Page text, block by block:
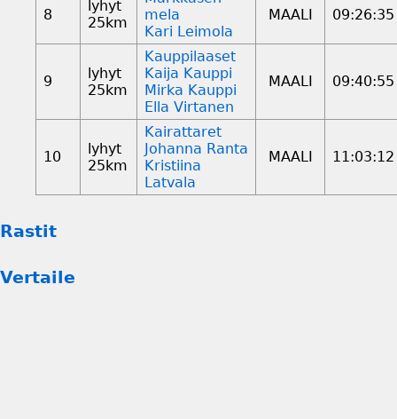
8
lyhyt
25km
mela
Kari Leimola
MAALI 09:26:35
9
lyhyt
25km
Kauppilaaset
Kaija Kauppi
Mirka Kauppi
Ella Virtanen
MAALI 09:40:55
10
lyhyt
25km
Kairattaret
Johanna Ranta
Kristiina
Latvala
MAALI 11:03:12
Rastit
Vertaile